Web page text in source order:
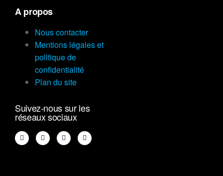
A propos
Nous contacter
Mentions légales et
politique de
confidentialité
Plan du site
Suivez-nous sur les
réseaux sociaux